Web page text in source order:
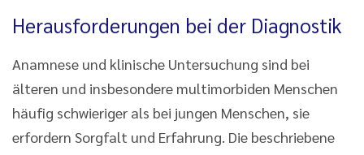
Herausforderungen bei der Diagnostik
Anamnese und klinische Untersuchung sind bei
älteren und insbesondere multimorbiden Menschen
häufig schwieriger als bei jungen Menschen, sie
erfordern Sorgfalt und Erfahrung. Die beschriebene